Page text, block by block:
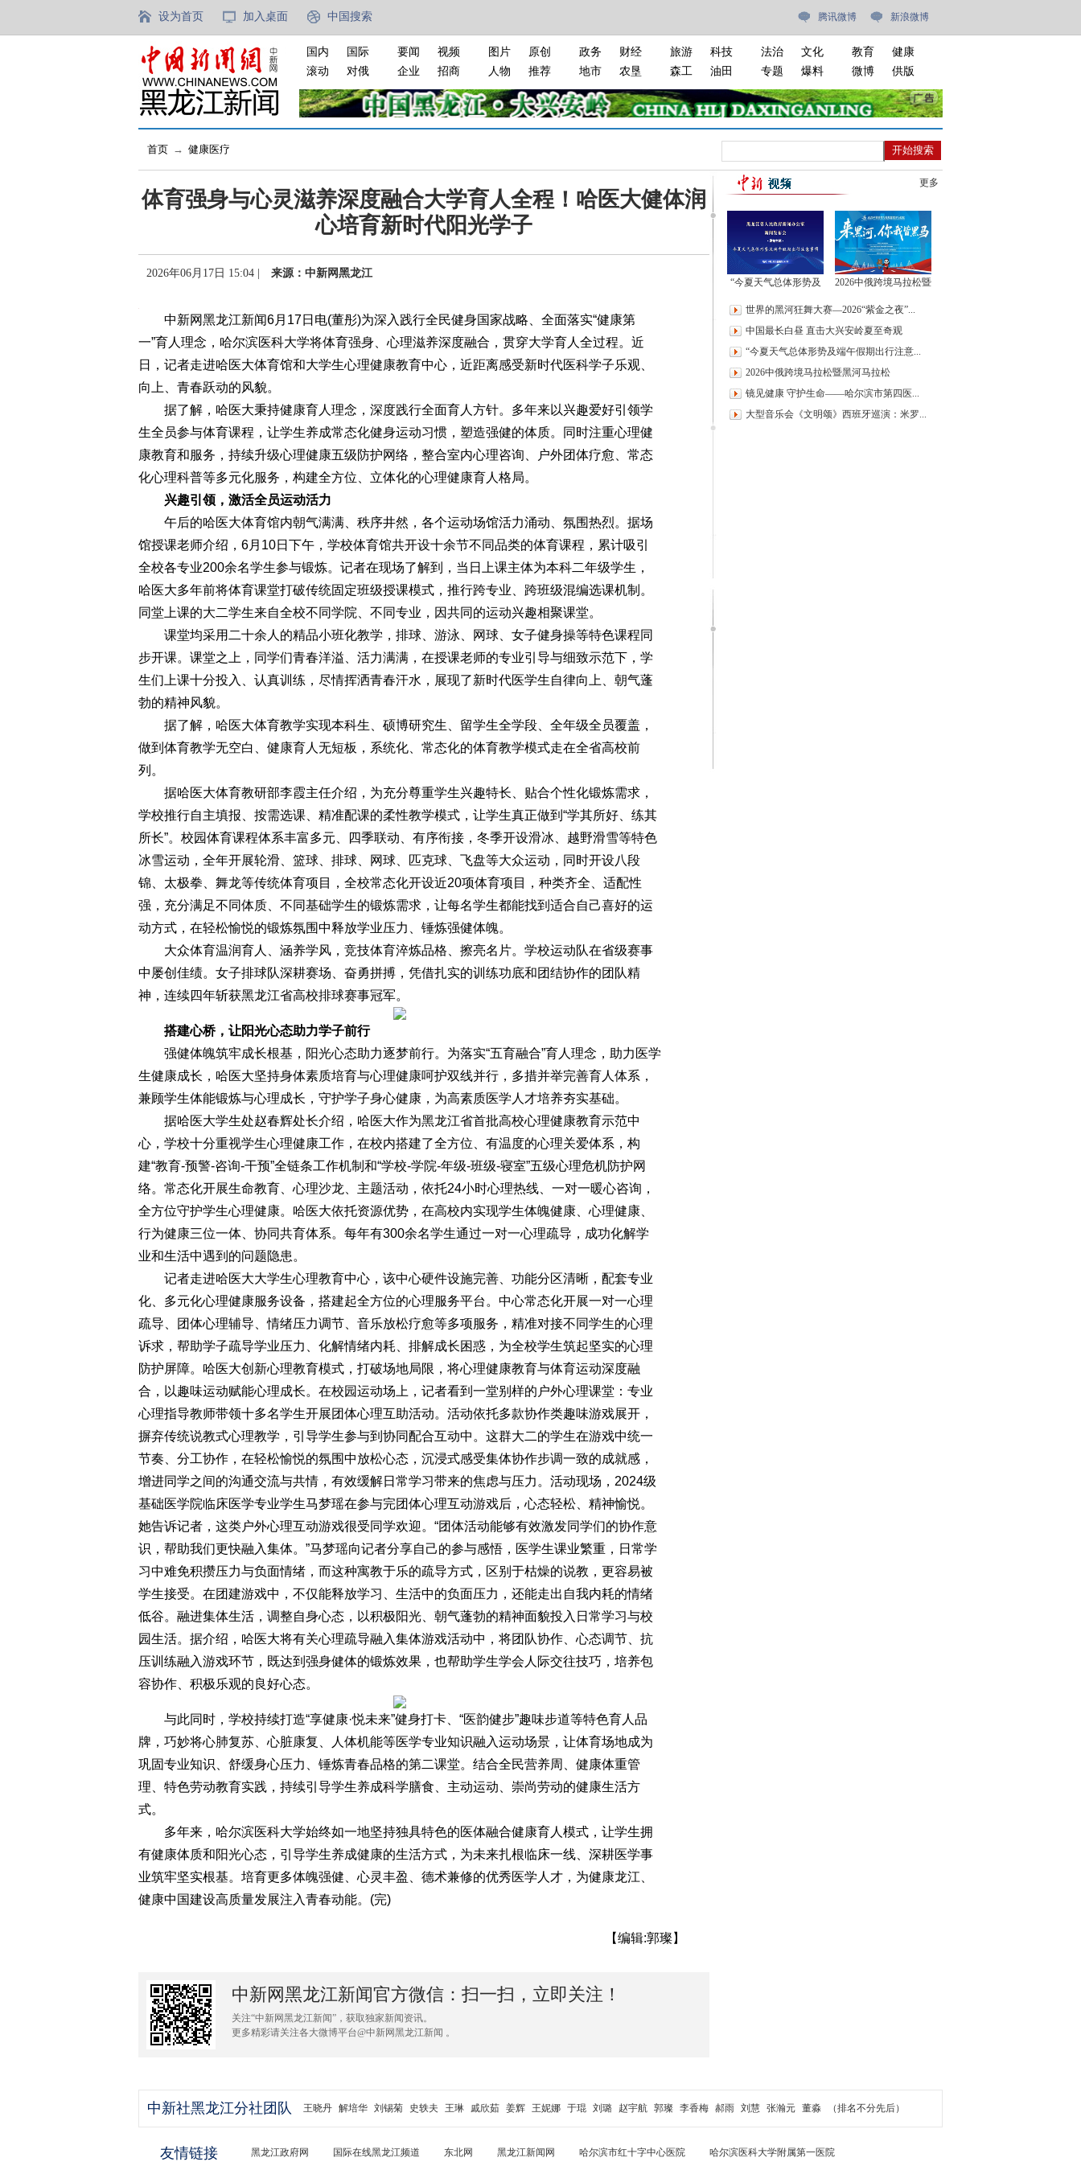
设为首页 加入桌面 中国搜索 腾讯微博 新浪微博
国内
国际
滚动
对俄
要闻
视频
企业
招商
图片
原创
人物
推荐
政务
财经
地市
农垦
旅游
科技
森工
油田
法治
文化
专题
爆料
教育
健康
微博
供版
首页 → 健康医疗
体育强身与心灵滋养深度融合大学育人全程！哈医大健体润
心培育新时代阳光学子
2026年06月17日 15:04 | 来源：中新网黑龙江
中新网黑龙江新闻6月17日电(董彤)为深入践行全民健身国家战略、全面落实“健康第
一”育人理念，哈尔滨医科大学将体育强身、心理滋养深度融合，贯穿大学育人全过程。近
日，记者走进哈医大体育馆和大学生心理健康教育中心，近距离感受新时代医科学子乐观、
向上、青春跃动的风貌。
据了解，哈医大秉持健康育人理念，深度践行全面育人方针。多年来以兴趣爱好引领学
生全员参与体育课程，让学生养成常态化健身运动习惯，塑造强健的体质。同时注重心理健
康教育和服务，持续升级心理健康五级防护网络，整合室内心理咨询、户外团体疗愈、常态
化心理科普等多元化服务，构建全方位、立体化的心理健康育人格局。
兴趣引领，激活全员运动活力
午后的哈医大体育馆内朝气满满、秩序井然，各个运动场馆活力涌动、氛围热烈。据场
馆授课老师介绍，6月10日下午，学校体育馆共开设十余节不同品类的体育课程，累计吸引
全校各专业200余名学生参与锻炼。记者在现场了解到，当日上课主体为本科二年级学生，
哈医大多年前将体育课堂打破传统固定班级授课模式，推行跨专业、跨班级混编选课机制。
同堂上课的大二学生来自全校不同学院、不同专业，因共同的运动兴趣相聚课堂。
课堂均采用二十余人的精品小班化教学，排球、游泳、网球、女子健身操等特色课程同
步开课。课堂之上，同学们青春洋溢、活力满满，在授课老师的专业引导与细致示范下，学
生们上课十分投入、认真训练，尽情挥洒青春汗水，展现了新时代医学生自律向上、朝气蓬
勃的精神风貌。
据了解，哈医大体育教学实现本科生、硕博研究生、留学生全学段、全年级全员覆盖，
做到体育教学无空白、健康育人无短板，系统化、常态化的体育教学模式走在全省高校前
列。
据哈医大体育教研部李霞主任介绍，为充分尊重学生兴趣特长、贴合个性化锻炼需求，
学校推行自主填报、按需选课、精准配课的柔性教学模式，让学生真正做到“学其所好、练其
所长”。校园体育课程体系丰富多元、四季联动、有序衔接，冬季开设滑冰、越野滑雪等特色
冰雪运动，全年开展轮滑、篮球、排球、网球、匹克球、飞盘等大众运动，同时开设八段
锦、太极拳、舞龙等传统体育项目，全校常态化开设近20项体育项目，种类齐全、适配性
强，充分满足不同体质、不同基础学生的锻炼需求，让每名学生都能找到适合自己喜好的运
动方式，在轻松愉悦的锻炼氛围中释放学业压力、锤炼强健体魄。
大众体育温润育人、涵养学风，竞技体育淬炼品格、擦亮名片。学校运动队在省级赛事
中屡创佳绩。女子排球队深耕赛场、奋勇拼搏，凭借扎实的训练功底和团结协作的团队精
神，连续四年斩获黑龙江省高校排球赛事冠军。
搭建心桥，让阳光心态助力学子前行
强健体魄筑牢成长根基，阳光心态助力逐梦前行。为落实“五育融合”育人理念，助力医学
生健康成长，哈医大坚持身体素质培育与心理健康呵护双线并行，多措并举完善育人体系，
兼顾学生体能锻炼与心理成长，守护学子身心健康，为高素质医学人才培养夯实基础。
据哈医大学生处赵春辉处长介绍，哈医大作为黑龙江省首批高校心理健康教育示范中
心，学校十分重视学生心理健康工作，在校内搭建了全方位、有温度的心理关爱体系，构
建“教育-预警-咨询-干预”全链条工作机制和“学校-学院-年级-班级-寝室”五级心理危机防护网
络。常态化开展生命教育、心理沙龙、主题活动，依托24小时心理热线、一对一暖心咨询，
全方位守护学生心理健康。哈医大依托资源优势，在高校内实现学生体魄健康、心理健康、
行为健康三位一体、协同共育体系。每年有300余名学生通过一对一心理疏导，成功化解学
业和生活中遇到的问题隐患。
记者走进哈医大大学生心理教育中心，该中心硬件设施完善、功能分区清晰，配套专业
化、多元化心理健康服务设备，搭建起全方位的心理服务平台。中心常态化开展一对一心理
疏导、团体心理辅导、情绪压力调节、音乐放松疗愈等多项服务，精准对接不同学生的心理
诉求，帮助学子疏导学业压力、化解情绪内耗、排解成长困惑，为全校学生筑起坚实的心理
防护屏障。哈医大创新心理教育模式，打破场地局限，将心理健康教育与体育运动深度融
合，以趣味运动赋能心理成长。在校园运动场上，记者看到一堂别样的户外心理课堂：专业
心理指导教师带领十多名学生开展团体心理互助活动。活动依托多款协作类趣味游戏展开，
摒弃传统说教式心理教学，引导学生参与到协同配合互动中。这群大二的学生在游戏中统一
节奏、分工协作，在轻松愉悦的氛围中放松心态，沉浸式感受集体协作步调一致的成就感，
增进同学之间的沟通交流与共情，有效缓解日常学习带来的焦虑与压力。活动现场，2024级
基础医学院临床医学专业学生马梦瑶在参与完团体心理互动游戏后，心态轻松、精神愉悦。
她告诉记者，这类户外心理互动游戏很受同学欢迎。“团体活动能够有效激发同学们的协作意
识，帮助我们更快融入集体。”马梦瑶向记者分享自己的参与感悟，医学生课业繁重，日常学
习中难免积攒压力与负面情绪，而这种寓教于乐的疏导方式，区别于枯燥的说教，更容易被
学生接受。在团建游戏中，不仅能释放学习、生活中的负面压力，还能走出自我内耗的情绪
低谷。融进集体生活，调整自身心态，以积极阳光、朝气蓬勃的精神面貌投入日常学习与校
园生活。据介绍，哈医大将有关心理疏导融入集体游戏活动中，将团队协作、心态调节、抗
压训练融入游戏环节，既达到强身健体的锻炼效果，也帮助学生学会人际交往技巧，培养包
容协作、积极乐观的良好心态。
与此同时，学校持续打造“享健康·悦未来”健身打卡、“医韵健步”趣味步道等特色育人品
牌，巧妙将心肺复苏、心脏康复、人体机能等医学专业知识融入运动场景，让体育场地成为
巩固专业知识、舒缓身心压力、锤炼青春品格的第二课堂。结合全民营养周、健康体重管
理、特色劳动教育实践，持续引导学生养成科学膳食、主动运动、崇尚劳动的健康生活方
式。
多年来，哈尔滨医科大学始终如一地坚持独具特色的医体融合健康育人模式，让学生拥
有健康体质和阳光心态，引导学生养成健康的生活方式，为未来扎根临床一线、深耕医学事
业筑牢坚实根基。培育更多体魄强健、心灵丰盈、德术兼修的优秀医学人才，为健康龙江、
健康中国建设高质量发展注入青春动能。(完)
【编辑:郭璨】
中新网黑龙江新闻官方微信：扫一扫，立即关注！
关注“中新网黑龙江新闻”，获取独家新闻资讯。
更多精彩请关注各大微博平台@中新网黑龙江新闻 。
更多
“今夏天气总体形势及
项”新闻发布会
2026中俄跨境马拉松暨
世界的黑河狂舞大赛—2026“紫金之夜”...
中国最长白昼 直击大兴安岭夏至奇观
“今夏天气总体形势及端午假期出行注意...
2026中俄跨境马拉松暨黑河马拉松
镜见健康 守护生命——哈尔滨市第四医...
大型音乐会《文明颂》西班牙巡演：米罗...
中新社黑龙江分社团队 王晓丹 解培华 刘锡菊 史轶夫 王琳 戚欣茹 姜辉 王妮娜 于琨 刘璐 赵宇航 郭璨 李香梅 郝雨 刘慧 张瀚元 董淼 （排名不分先后）
友情链接 黑龙江政府网 国际在线黑龙江频道 东北网 黑龙江新闻网 哈尔滨市红十字中心医院 哈尔滨医科大学附属第一医院